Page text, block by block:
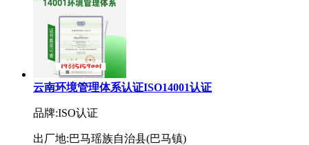
云南环境管理体系认证ISO14001认证
品牌:ISO认证
出厂地:巴马瑶族自治县(巴马镇)